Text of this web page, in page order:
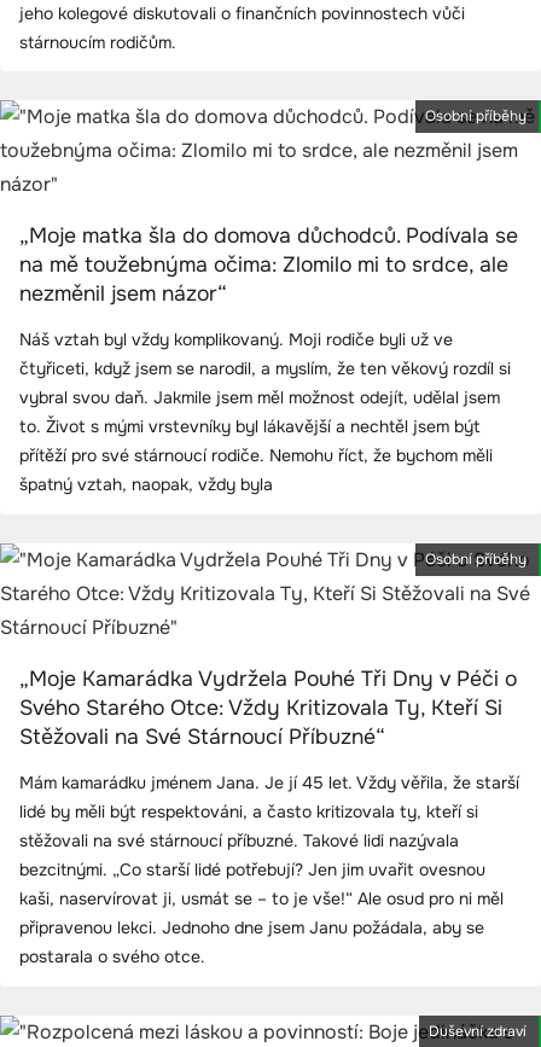
jeho kolegové diskutovali o finančních povinnostech vůči
stárnoucím rodičům.
Osobní příběhy
„Moje matka šla do domova důchodců. Podívala se
na mě toužebnýma očima: Zlomilo mi to srdce, ale
nezměnil jsem názor“
Náš vztah byl vždy komplikovaný. Moji rodiče byli už ve
čtyřiceti, když jsem se narodil, a myslím, že ten věkový rozdíl si
vybral svou daň. Jakmile jsem měl možnost odejít, udělal jsem
to. Život s mými vrstevníky byl lákavější a nechtěl jsem být
přítěží pro své stárnoucí rodiče. Nemohu říct, že bychom měli
špatný vztah, naopak, vždy byla
Osobní příběhy
„Moje Kamarádka Vydržela Pouhé Tři Dny v Péči o
Svého Starého Otce: Vždy Kritizovala Ty, Kteří Si
Stěžovali na Své Stárnoucí Příbuzné“
Mám kamarádku jménem Jana. Je jí 45 let. Vždy věřila, že starší
lidé by měli být respektováni, a často kritizovala ty, kteří si
stěžovali na své stárnoucí příbuzné. Takové lidi nazývala
bezcitnými. „Co starší lidé potřebují? Jen jim uvařit ovesnou
kaši, naservírovat ji, usmát se – to je vše!“ Ale osud pro ni měl
připravenou lekci. Jednoho dne jsem Janu požádala, aby se
postarala o svého otce.
Duševní zdraví